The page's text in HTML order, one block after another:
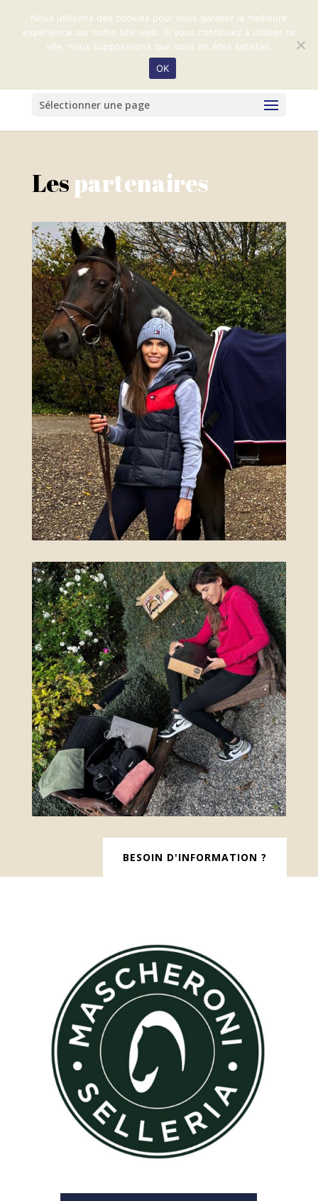
Sélectionner une page
Lespartenaires
BESOIN D'INFORMATION ?
Nous utilisons des cookies pour vous garantir la meilleure
expérience sur notre site web. Si vous continuez à utiliser ce
site, nous supposerons que vous en êtes satisfait.
OK